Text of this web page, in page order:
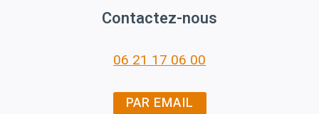
Contactez-nous
06 21 17 06 00
PAR EMAIL